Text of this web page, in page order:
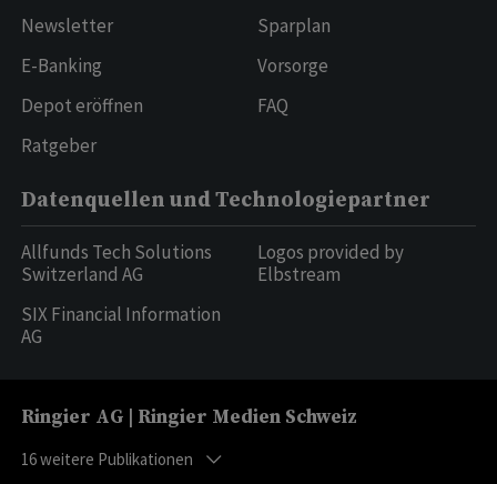
Newsletter
E-Banking
Depot eröffnen
Ratgeber
Sparplan
Vorsorge
FAQ
Datenquellen und Technologiepartner
Allfunds Tech Solutions
Switzerland AG
SIX Financial Information
AG
Logos provided by
Elbstream
Ringier AG | Ringier Medien Schweiz
16weitere Publikationen